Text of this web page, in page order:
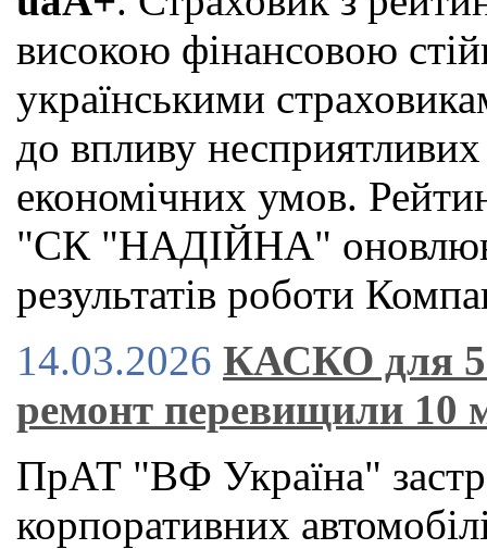
високою фінансовою
українськими
до впливу
економічних умов.
"СК "НАДІЙНА"
результатів роботи
14.03.2026 КАСКО для
ремонт перевищили 10
ПрАТ "ВФ Україна"
корпоративних